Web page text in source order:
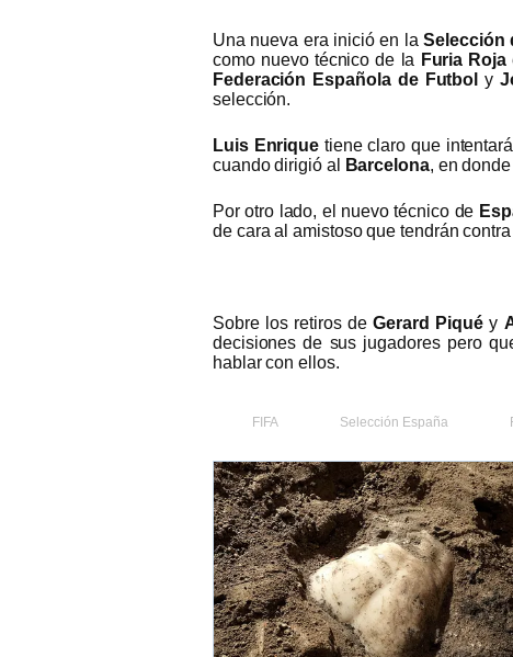
Una nueva era inició en laSelección
como nuevo técnico de la Furia Roja
Federación Española de Futbol y
selección.
Luis Enrique tiene claro que
cuando dirigió al
Barcelona, en
Por otro lado, el nuevo técnico de
de cara al amistoso que tendrán
Sobre los retiros deGerard Piquéy
decisiones de sus jugadores pero
hablar con ellos.
FIFA Selección España